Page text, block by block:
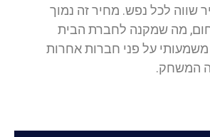
שווה לכל נפש. מחיר זה נמוך
מה שמקנה לחברת הבית
משמעותי על פני חברות אחרות
המשחק.